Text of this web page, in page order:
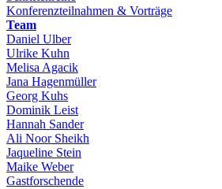
Konferenzteilnahmen & Vorträge
Team
Daniel Ulber
Ulrike Kuhn
Melisa Agacik
Jana Hagenmüller
Georg Kuhs
Dominik Leist
Hannah Sander
Ali Noor Sheikh
Jaqueline Stein
Maike Weber
Gastforschende